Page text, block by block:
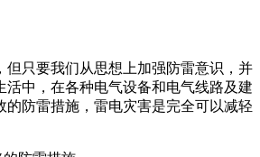
但只要我们从思想上加强防雷意识，并
活中，在各种电气设备和电气线路及建
的防雷措施，雷电灾害是完全可以减轻